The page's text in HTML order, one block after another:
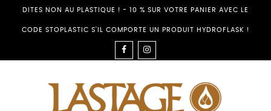
DITES NON AU PLASTIQUE ! - 10 % SUR VOTRE PANIER AVEC LE
CODE STOPLASTIC S'IL COMPORTE UN PRODUIT HYDROFLASK !
FACEBOOK